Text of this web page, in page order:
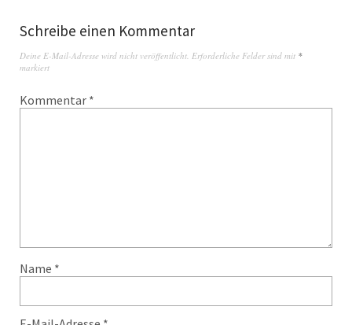
Schreibe einen Kommentar
Deine E-Mail-Adresse wird nicht veröffentlicht. Erforderliche Felder sind mit *
markiert
Kommentar *
Name *